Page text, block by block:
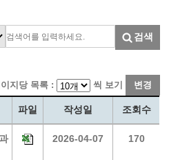
검색
지당 목록 : 씩 보기 변경
파일 작성일 조회수
2026-04-07 170